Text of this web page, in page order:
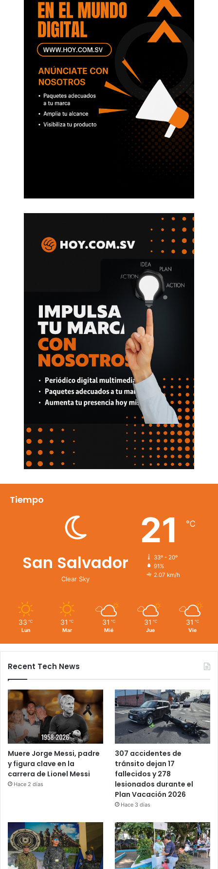
Tiempo
San Salvador
Clear Sky
21 ℃
33º - 20º
91%
2.07 km/h
33 ℃
Lun
31 ℃
Mar
31 ℃
Mié
31 ℃
Jue
31 ℃
Vie
Recent Tech News
Muere Jorge Messi, padre
y figura clave en la
carrera de Lionel Messi
Hace 2 días
307 accidentes de
tránsito dejan 17
fallecidos y 278
lesionados durante el
Plan Vacación 2026
Hace 3 días